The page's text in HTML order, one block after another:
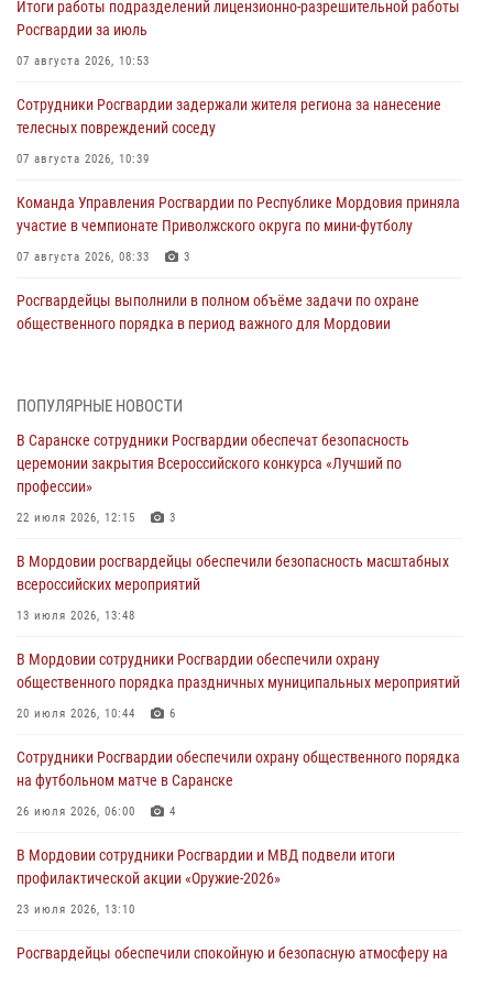
Итоги работы подразделений лицензионно-разрешительной работы
Росгвардии за июль
07 августа 2026, 10:53
Сотрудники Росгвардии задержали жителя региона за нанесение
телесных повреждений соседу
07 августа 2026, 10:39
Команда Управления Росгвардии по Республике Мордовия приняла
участие в чемпионате Приволжского округа по мини-футболу
07 августа 2026, 08:33 3
Росгвардейцы выполнили в полном объёме задачи по охране
общественного порядка в период важного для Мордовии
участие в празднествах, посвящённых 25-летию канонизации
Фёдора Ушакова
06 августа 2026, 08:14
повредившего имущество в кафе
06 августа 2026, 07:03
незамедлительно
05 августа 2026, 15:04
подозреваемого в причинении телесных повреждений супруге
05 августа 2026, 12:34
ПОПУЛЯРНЫЕ НОВОСТИ
В Саранске сотрудники Росгвардии обеспечат безопасность
церемонии закрытия Всероссийского конкурса «Лучший по
профессии»
22 июля 2026, 12:15 3
В Мордовии росгвардейцы обеспечили безопасность масштабных
всероссийских мероприятий
13 июля 2026, 13:48
В Мордовии сотрудники Росгвардии обеспечили охрану
общественного порядка праздничных муниципальных мероприятий
20 июля 2026, 10:44 6
Сотрудники Росгвардии обеспечили охрану общественного порядка
на футбольном матче в Саранске
26 июля 2026, 06:00 4
В Мордовии сотрудники Росгвардии и МВД подвели итоги
профилактической акции «Оружие‑2026»
23 июля 2026, 13:10
Росгвардейцы обеспечили спокойную и безопасную атмосферу на